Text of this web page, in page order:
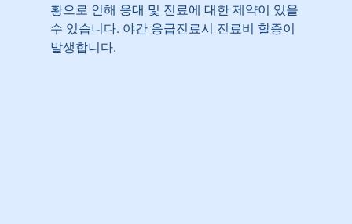
황으로 인해 응대 및 진료에 대한 제약이 있을
수 있습니다. 야간 응급진료시 진료비 할증이
발생합니다.